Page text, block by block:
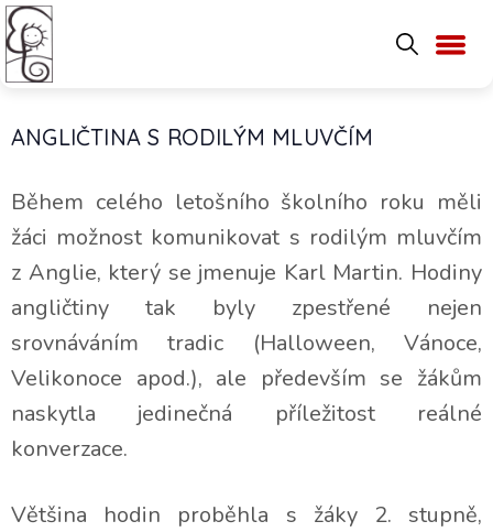
ANGLIČTINA S RODILÝM MLUVČÍM
Během celého letošního školního roku měli
žáci možnost komunikovat s rodilým mluvčím
z Anglie, který se jmenuje Karl Martin. Hodiny
angličtiny tak byly zpestřené nejen
srovnáváním tradic (Halloween, Vánoce,
Velikonoce apod.), ale především se žákům
naskytla jedinečná příležitost reálné
konverzace.
Většina hodin proběhla s žáky 2. stupně,